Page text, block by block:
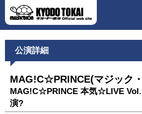
公演詳細
MAG!C☆PRINCE(マジック
MAG!C☆PRINCE 本気☆LIVE
演?